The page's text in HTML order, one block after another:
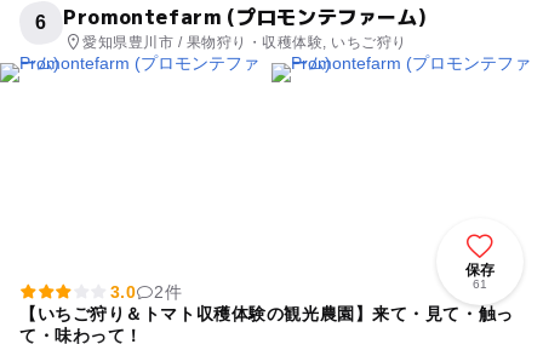
6 Promontefarm (プロモンテファーム)
愛知県豊川市 / 果物狩り・収穫体験, いちご狩り
保存
61
3.0
2件
【いちご狩り＆トマト収穫体験の観光農園】来て・見て・触っ
て・味わって！